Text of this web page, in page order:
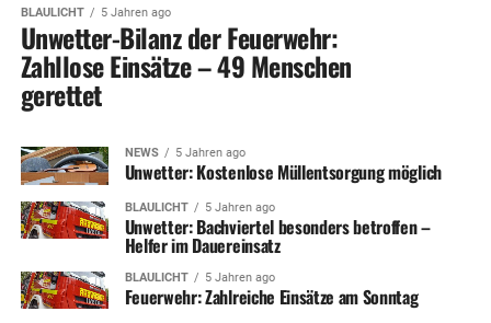
BLAULICHT 5 Jahren ago
Unwetter-Bilanz der Feuerwehr:
Zahllose Einsätze – 49 Menschen
gerettet
NEWS 5 Jahren ago
Unwetter: Kostenlose Müllentsorgung möglich
BLAULICHT 5 Jahren ago
Unwetter: Bachviertel besonders betroffen –
Helfer im Dauereinsatz
BLAULICHT 5 Jahren ago
Feuerwehr: Zahlreiche Einsätze am Sonntag